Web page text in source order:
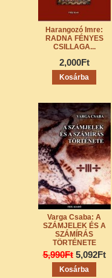
Harangozó Imre:
RADNA FÉNYES
CSILLAGA...
2,000Ft
Varga Csaba: A
SZÁMJELEK ÉS A
SZÁMÍRÁS
TÖRTÉNETE
5,990Ft 5,092Ft